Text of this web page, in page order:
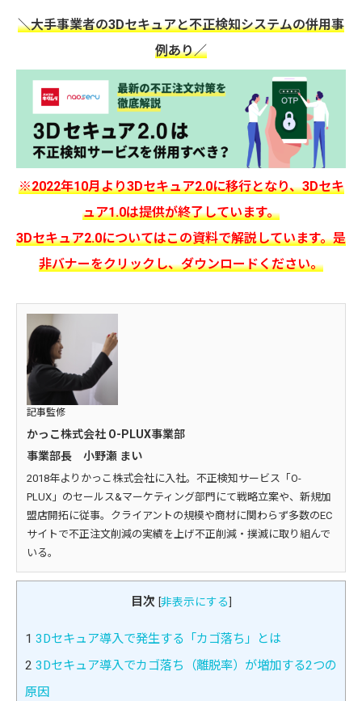
＼大手事業者の3Dセキュアと不正検知システムの併用事
例あり／
※2022年10月より3Dセキュア2.0に移行となり、3Dセキ
ュア1.0は提供が終了しています。
3Dセキュア2.0についてはこの資料で解説しています。是
非バナーをクリックし、ダウンロードください。
記事監修
かっこ株式会社 O-PLUX事業部
事業部長 小野瀬 まい
2018年よりかっこ株式会社に入社。不正検知サービス「O-
PLUX」のセールス&マーケティング部門にて戦略立案や、新規加
盟店開拓に従事。クライアントの規模や商材に関わらず多数のEC
サイトで不正注文削減の実績を上げ不正削減・撲滅に取り組んで
いる。
目次 [非表示にする]
1 3Dセキュア導入で発生する「カゴ落ち」とは
2 3Dセキュア導入でカゴ落ち（離脱率）が増加する2つの
原因